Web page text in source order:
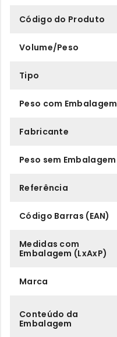
Código do Produto
Volume/Peso
Tipo
Peso com Embalagem
Fabricante
Peso sem Embalagem
Referência
Código Barras (EAN)
Medidas com
Embalagem (LxAxP)
Marca
Conteúdo da
Embalagem